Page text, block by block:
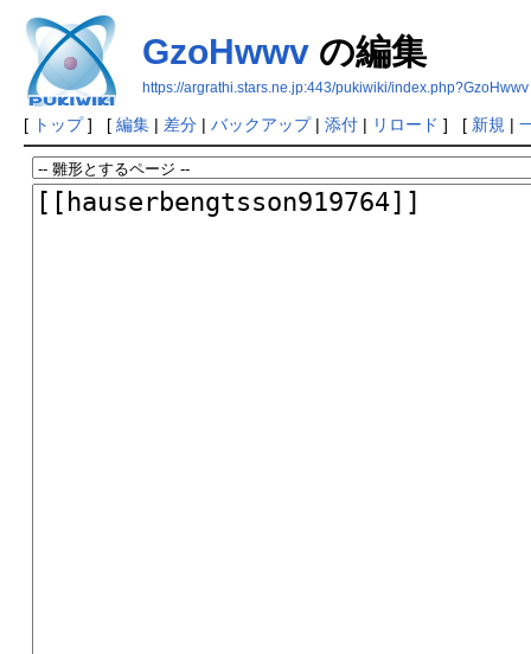
GzoHwwvの編集
https://argrathi.stars.ne.jp:443/pukiwiki/index.php?GzoHwwv
[ トップ] [ 編集| 差分| バックアップ| 添付| リロード ] [ 新規 |